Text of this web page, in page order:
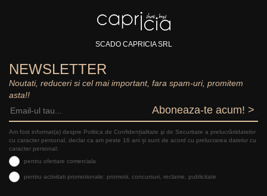
SCADO CAPRICIA SRL
NEWSLETTER
Noutati, reduceri si cel mai important, fara spam-uri, promitem
asta!!
Aboneaza-te acum! >
Am fost informat(a) despre Politica de Confidențialitate şi de Securitate a prelucrăriidatelor
cu caracter personal, declar ca am peste 16 ani și sunt de acord cu prelucrarea datelor cu
caracter personal:
pentru ofertare comerciala
pentru activitati promotionale: promotii, concursuri, reclame, publicitate